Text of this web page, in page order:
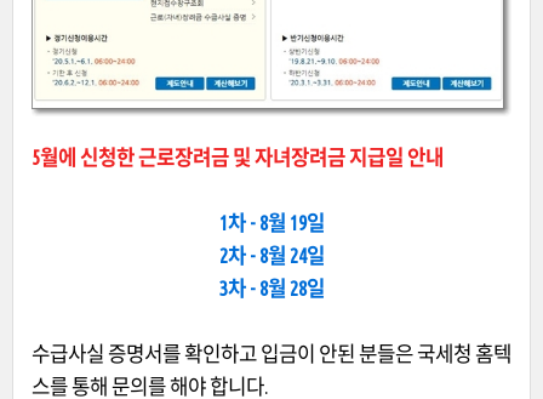
5월에 신청한 근로장려금 및 자녀장려금 지급일 안내
1차 - 8월 19일
2차 - 8월 24일
3차 - 8월 28일
수급사실 증명서를 확인하고 입금이 안된 분들은 국세청 홈텍
스를 통해 문의를 해야 합니다.